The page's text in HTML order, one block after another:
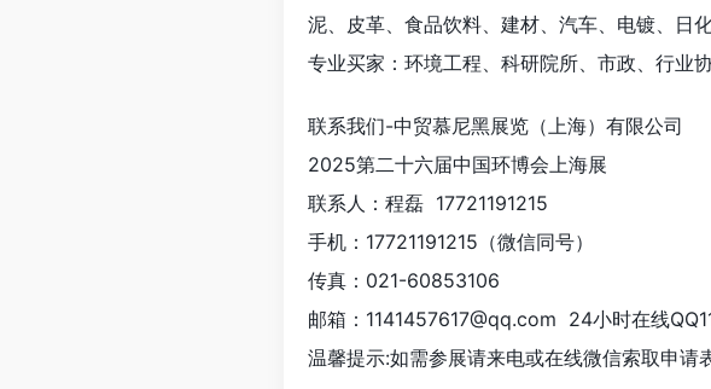
泥、皮革、食品饮料、建材、汽车、电镀、日
专业买家：环境工程、科研院所、市政、行业
联系我们-中贸慕尼黑展览（上海）有限公司
2025第二十六届中国环博会上海展
联系人：程磊 17721191215
手机：17721191215（微信同号）
传真：021-60853106
邮箱：1141457617@qq.com 24小时在线
温馨提示:如需参展请来电或在线微信索取申